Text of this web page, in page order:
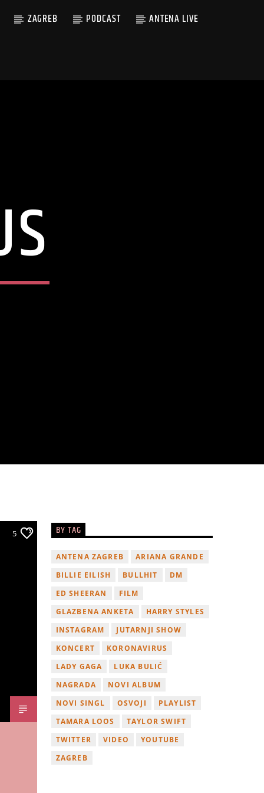
ZAGREB PODCAST ANTENA LIVE
5 BY TAG
ANTENA ZAGREB
ARIANA GRANDE
BILLIE EILISH
BULLHIT
DM
ED SHEERAN
FILM
GLAZBENA ANKETA
HARRY STYLES
INSTAGRAM
JUTARNJI SHOW
KONCERT
KORONAVIRUS
LADY GAGA
LUKA BULIĆ
NAGRADA
NOVI ALBUM
NOVI SINGL
OSVOJI
PLAYLIST
TAMARA LOOS
TAYLOR SWIFT
TWITTER
VIDEO
YOUTUBE
ZAGREB